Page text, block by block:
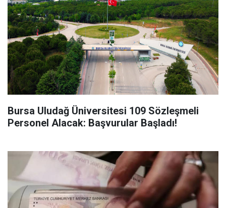
Bursa Uludağ Üniversitesi 109 Sözleşmeli
Personel Alacak: Başvurular Başladı!